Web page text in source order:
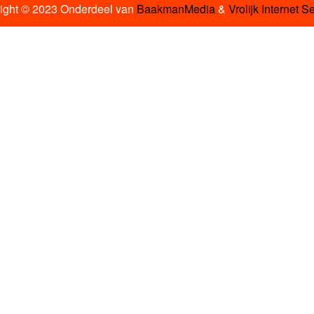
© 2023 Onderdeel van BaakmanMedia& Vrolijk Internet